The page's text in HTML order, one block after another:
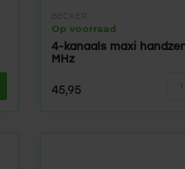
BECKER
Op voorraad
4-kanaals maxi
MHz
45,95